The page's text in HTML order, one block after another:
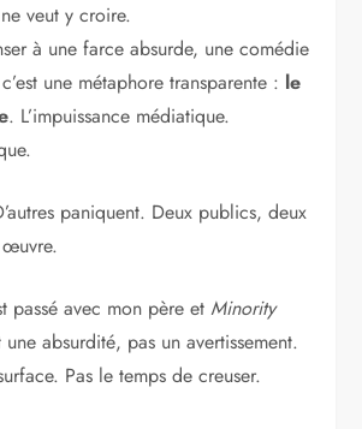
veut y croire.
à une farce absurde, une comédie
une métaphore transparente : le
. L’impuissance médiatique.
paniquent. Deux publics, deux
passé avec mon père etMinority
absurdité, pas un avertissement.
Pas le temps de creuser.